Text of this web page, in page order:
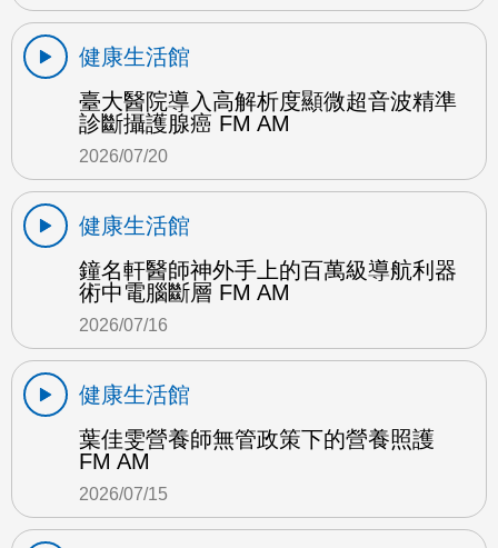
健康生活館
臺大醫院導入高解析度顯微超音波精準
診斷攝護腺癌 FM AM
2026/07/20
健康生活館
鐘名軒醫師神外手上的百萬級導航利器
術中電腦斷層 FM AM
2026/07/16
健康生活館
葉佳雯營養師無管政策下的營養照護
FM AM
2026/07/15